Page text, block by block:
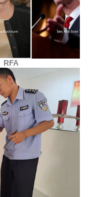
RFA